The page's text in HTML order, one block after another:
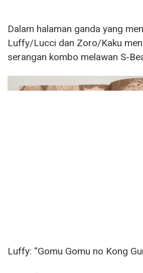
Dalam halaman ganda yang
Luffy/Lucci dan Zoro/Kaku
serangan kombo melawan S-
Luffy: “Gomu Gomu no Kong